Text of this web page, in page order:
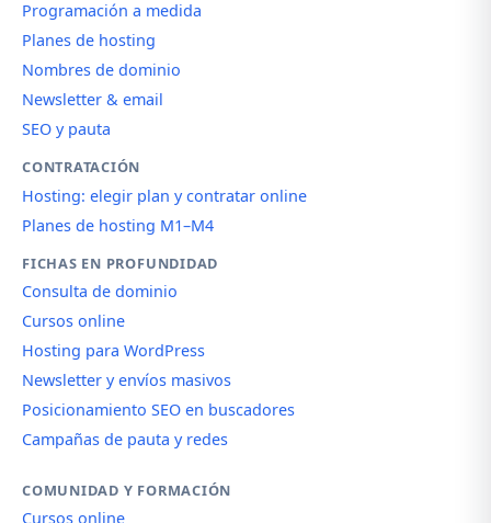
Programación a medida
Planes de hosting
Nombres de dominio
Newsletter & email
SEO y pauta
CONTRATACIÓN
Hosting: elegir plan y contratar online
Planes de hosting M1–M4
FICHAS EN PROFUNDIDAD
Consulta de dominio
Cursos online
Hosting para WordPress
Newsletter y envíos masivos
Posicionamiento SEO en buscadores
Campañas de pauta y redes
COMUNIDAD Y FORMACIÓN
Cursos online